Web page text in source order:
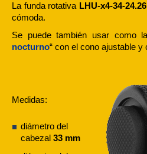
La funda rotativa LHU-x4-34-24.26
cómoda.
Se puede también usar como
nocturno“ con el cono ajustable y
Medidas:
diámetro del
cabezal 33 mm